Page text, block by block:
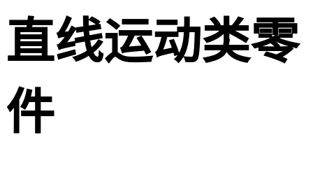
直线运动类零
件